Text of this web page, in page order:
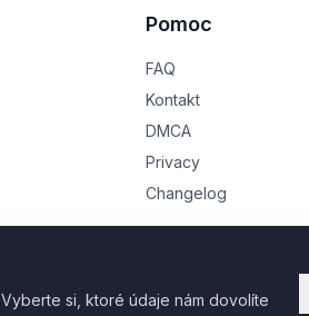
Pomoc
FAQ
Kontakt
DMCA
Privacy
Changelog
si, ktoré údaje nám dovolíte